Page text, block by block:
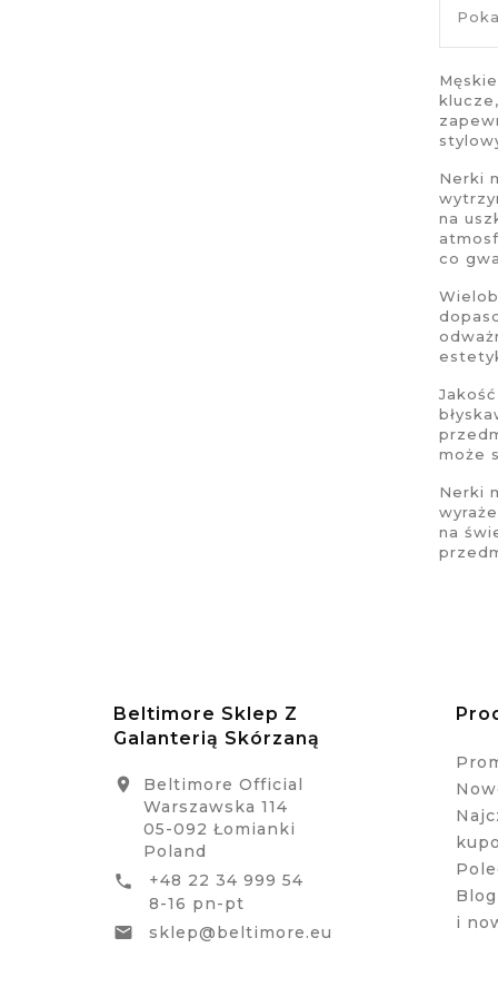
Nerki
na
co
może
Nerki
na
Beltimore Sklep Z
Galanterią Skórzaną

Beltimore Official
Warszawska 114
05-092 Łomianki
Poland

+48 22 34 999 54
8-16 pn-pt

sklep@beltimore.eu
i